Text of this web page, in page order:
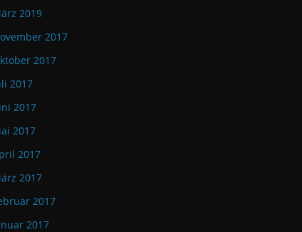
2019
2017
2017
2017
2017
2017
2017
2017
2017
2017